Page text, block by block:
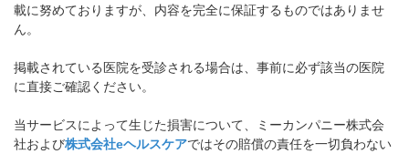
載に努めておりますが、内容を完全に保証するものではありませ
ん。
掲載されている医院を受診される場合は、事前に必ず該当の医院
に直接ご確認ください。
当サービスによって生じた損害について、ミーカンパニー株式会
社および株式会社eヘルスケアではその賠償の責任を一切負わない